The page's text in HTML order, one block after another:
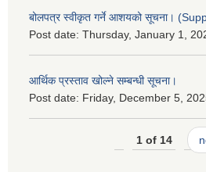
बोलपत्र स्वीकृत गर्ने आशयको सूचना।
Post date: Thursday, January 1,
आर्थिक प्रस्ताव खोल्ने सम्बन्धी सूचना।
Post date: Friday, December 5,
1 of 14